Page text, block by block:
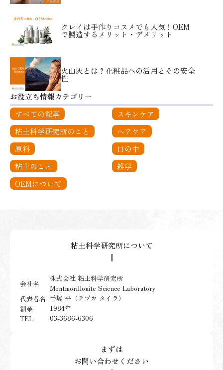
クレイは手作りコスメでも人気！OEM
で製造するメリット・デメリット
火山灰とは？化粧品への活用とその安全
性
お役立ち情報カテゴリー
すべての記事
スキンケア
粘土科学研究所のこと
ヘアケア
原料
口の中
粘土のこと
雑学
OEMについて
粘土科学研究所について
┃
会社名
株式会社 粘土科学研究所
Montmorillonite Science Laboratory
代表者名 手塚 平（テヅカ タイラ）
創業
1984年
TEL
03-3686-6306
まずは
お問い合わせください